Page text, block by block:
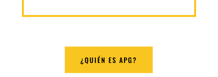
¿QUIÉN ES APG?